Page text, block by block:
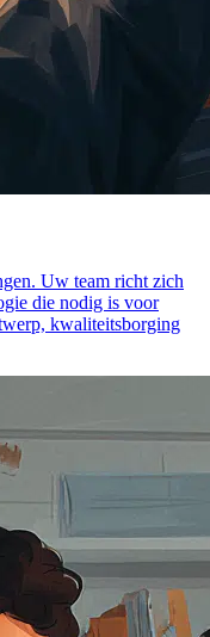
Uw team richt zich
die nodig is voor
kwaliteitsborging